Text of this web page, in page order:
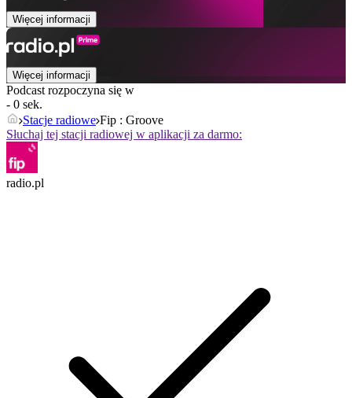
Więcej informacji
Więcej informacji
Podcast rozpoczyna się w
- 0 sek.
Stacje radiowe Fip : Groove
Słuchaj tej stacji radiowej w aplikacji za darmo:
radio.pl